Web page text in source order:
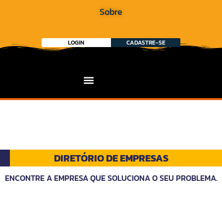
Sobre
LOGIN CADASTRE-SE
DIRETÓRIO DE EMPRESAS
ENCONTRE A EMPRESA QUE SOLUCIONA O SEU PROBLEMA.